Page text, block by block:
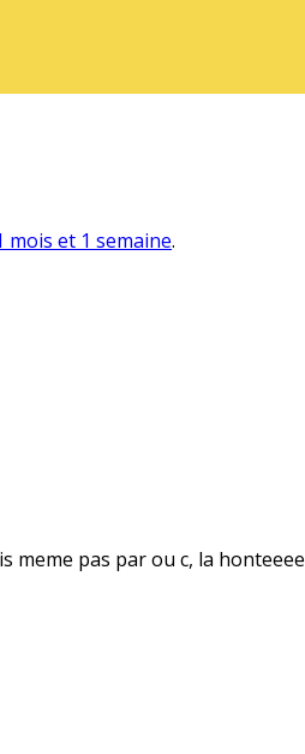
mois et 1 semaine.
meme pas par ou c, la honteeee